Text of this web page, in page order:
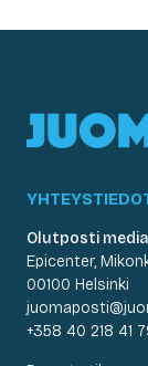
Olutposti media
Epicenter,
00100 Helsinki
+358 40 218 41